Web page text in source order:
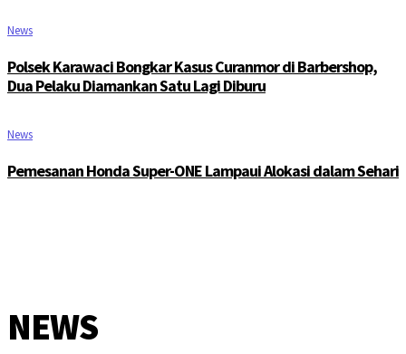
News
Polsek Karawaci Bongkar Kasus Curanmor di Barbershop,
Dua Pelaku Diamankan Satu Lagi Diburu
News
Pemesanan Honda Super-ONE Lampaui Alokasi dalam Sehari
NEWS